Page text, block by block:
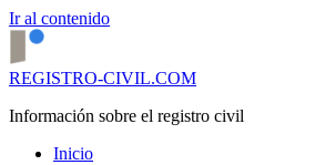
Ir al contenido
REGISTRO-CIVIL.COM
Información sobre el registro civil
Inicio